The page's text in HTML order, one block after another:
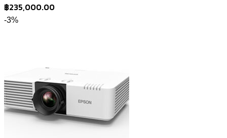
฿235,000.00
-3%